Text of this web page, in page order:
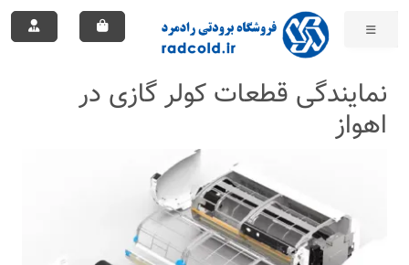
نمایندگی قطعات کولر گازی در
اهواز